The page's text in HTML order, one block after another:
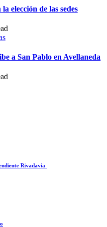
elección de las sedes
a San Pablo en Avellaneda
Rivadavia